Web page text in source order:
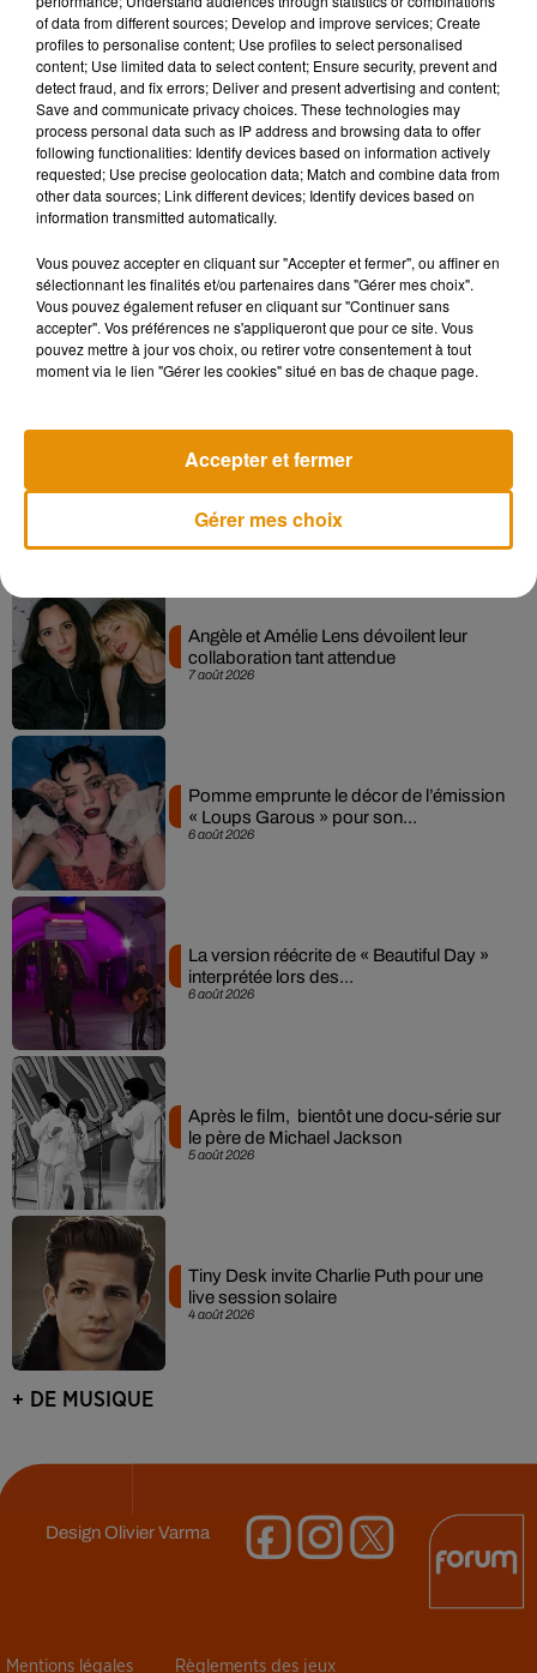
Après l’Aquitaine et le Limousin, les orages vont migrer vers
le nord.« En début de soirée, ils gagnent l'Auvergne puis le
Centre, avec toujours de fortes intensités de précipitation, 30
à 40mm/h, grêle, forte activité électrique, et rafales de vent
de l'ordre de 80 à 100 km/h et très ponctuellement plus de
100 km/h. En début de nuit, l'est de la région parisienne est
impacté à son tour. Atténuation progressive du risque
orageux par le sud en première partie de nuit et en deuxième
poursuit Météo France.
7 août 2026
Madonna sort enfin le remix de « Love
Sensation » avec Kylie Minogue
7 août 2026
Angèle et Amélie Lens dévoilent leur
collaboration tant attendue
6 août 2026
Pomme emprunte le décor de l’émission
« Loups Garous » pour son...
6 août 2026
La version réécrite de « Beautiful Day »
interprétée lors des...
5 août 2026
Après le film, bientôt une docu-série sur
le père de Michael Jackson
4 août 2026
Tiny Desk invite Charlie Puth pour une
live session solaire
+ DE MUSIQUE
DesignOlivier Varma
Mentions légales Règlements des jeux
of data from different sources; Develop and improve services; Create
profiles to personalise content; Use profiles to select personalised
content; Use limited data to select content; Ensure security, prevent and
detect fraud, and fix errors; Deliver and present advertising and content;
Save and communicate privacy choices. These technologies may
process personal data such as IP address and browsing data to offer
following functionalities: Identify devices based on information actively
requested; Use precise geolocation data; Match and combine data from
other data sources; Link different devices; Identify devices based on
information transmitted automatically.
Vous pouvez accepter en cliquant sur "Accepter et fermer", ou affiner en
sélectionnant les finalités et/ou partenaires dans "Gérer mes choix".
Vous pouvez également refuser en cliquant sur "Continuer sans
accepter". Vos préférences ne s'appliqueront que pour ce site. Vous
pouvez mettre à jour vos choix, ou retirer votre consentement à tout
moment via le lien "Gérer les cookies" situé en bas de chaque page.
Gérer mes choix
Accepter et fermer